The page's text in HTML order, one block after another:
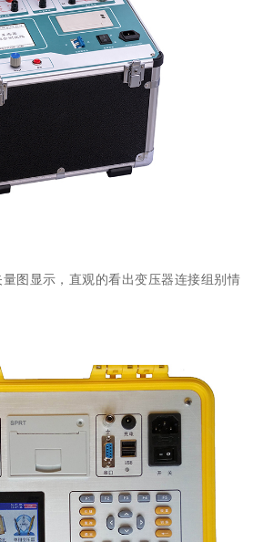
图显示，直观的看出变压器连接组别情